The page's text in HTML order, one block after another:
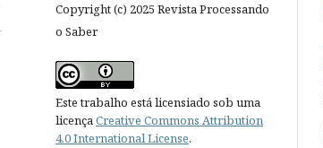
Copyright (c) 2025 Revista Processando
o Saber
Este trabalho está licensiado sob uma
licençaCreative Commons Attribution
4.0 International License.